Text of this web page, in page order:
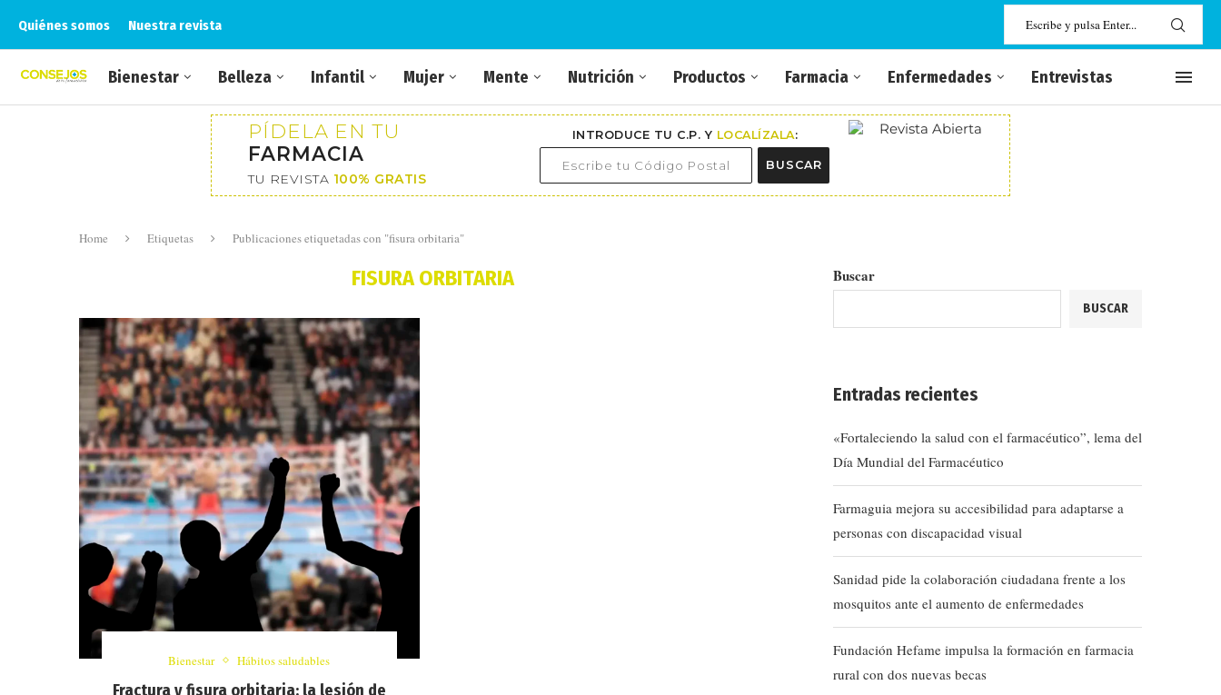
Quiénes somos Nuestra revista
Bienestar Belleza Infantil Mujer Mente Nutrición Productos Farmacia Enfermedades Entrevistas
PÍDELA EN TU
FARMACIA
TU REVISTA 100% GRATIS
INTRODUCE TU C.P. Y LOCALÍZALA:
BUSCAR
Home Etiquetas Publicaciones etiquetadas con "fisura orbitaria"
FISURA ORBITARIA
Bienestar Hábitos saludables
Fractura y fisura orbitaria: la lesión de
Buscar
BUSCAR
Entradas recientes
«Fortaleciendo la salud con el farmacéutico”, lema del
Día Mundial del Farmacéutico
Farmaguia mejora su accesibilidad para adaptarse a
personas con discapacidad visual
Sanidad pide la colaboración ciudadana frente a los
mosquitos ante el aumento de enfermedades
Fundación Hefame impulsa la formación en farmacia
rural con dos nuevas becas